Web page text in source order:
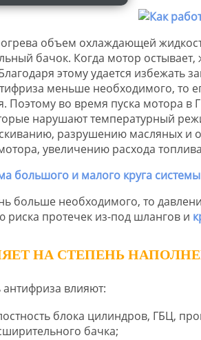
объем охлаждающей
бачок. Когда мотор
этому удается
меньше необходимого, то
Поэтому во время пуска мотора
нарушают температурный
разрушению масляных и
увеличению расхода
больше необходимого, то
риска протечек из-под шлангов и
НА СТЕПЕНЬ
влияют:
блока цилиндров, ГБЦ,
бачка;